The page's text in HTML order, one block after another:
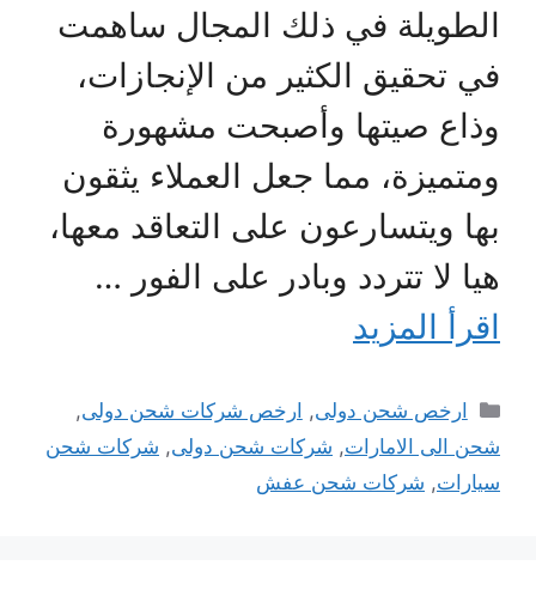
الطويلة في ذلك المجال ساهمت
في تحقيق الكثير من الإنجازات،
وذاع صيتها وأصبحت مشهورة
ومتميزة، مما جعل العملاء يثقون
بها ويتسارعون على التعاقد معها،
هيا لا تتردد وبادر على الفور …
اقرأ المزيد
التصنيفات
ارخص شحن دولى, ارخص شركات شحن دولى,
شحن الى الامارات, شركات شحن دولى, شركات شحن
سيارات, شركات شحن عفش